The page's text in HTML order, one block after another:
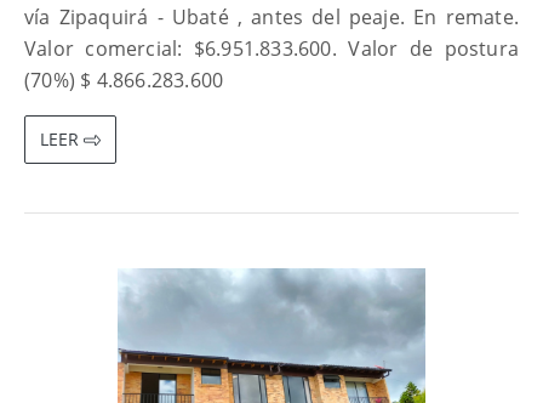
vía Zipaquirá - Ubaté , antes del peaje. En remate.
Valor comercial: $6.951.833.600. Valor de postura
(70%) $ 4.866.283.600
LEER